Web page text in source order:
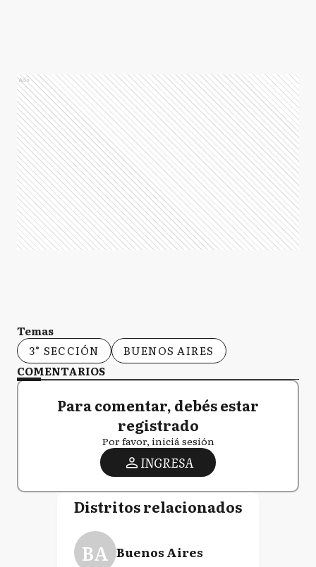
Ads
Temas
3° SECCIÓN
BUENOS AIRES
COMENTARIOS
Para comentar, debés estar
registrado
Por favor, iniciá sesión
INGRESA
Distritos relacionados
BA Buenos Aires